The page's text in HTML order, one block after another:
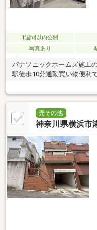
1週間以内公開
写真あり
パナソニックホームズ施工
駅徒歩10分通勤買い物便利
売その他
神奈川県横浜市